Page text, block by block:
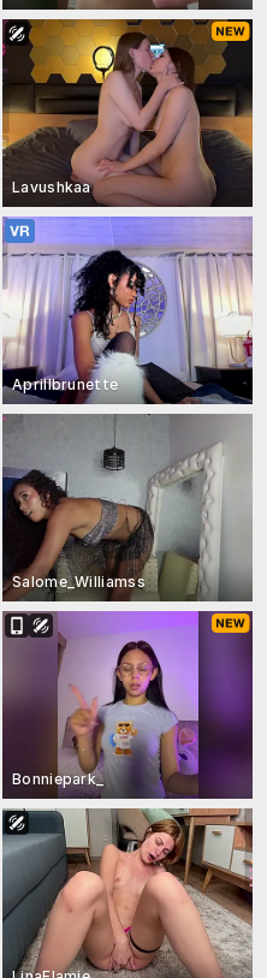
Lavushkaa
Aprillbrunette
Salome_Williamss
Bonniepark_